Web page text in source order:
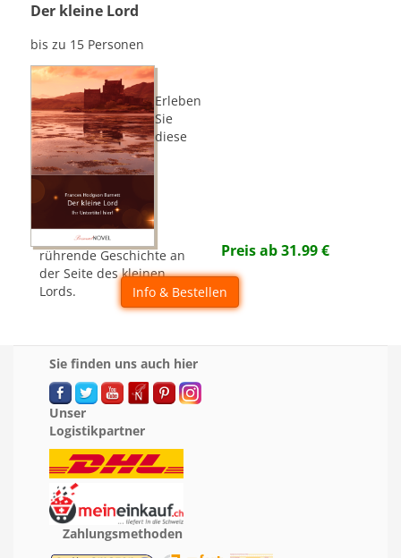
Der kleine Lord
bis zu 15 Personen
Erleben
Sie
diese
rührende Geschichte an
der Seite des kleinen
Lords.
Preis ab31.99€
Info & Bestellen
Sie finden uns auch hier
Unser
Logistikpartner
Zahlungsmethoden